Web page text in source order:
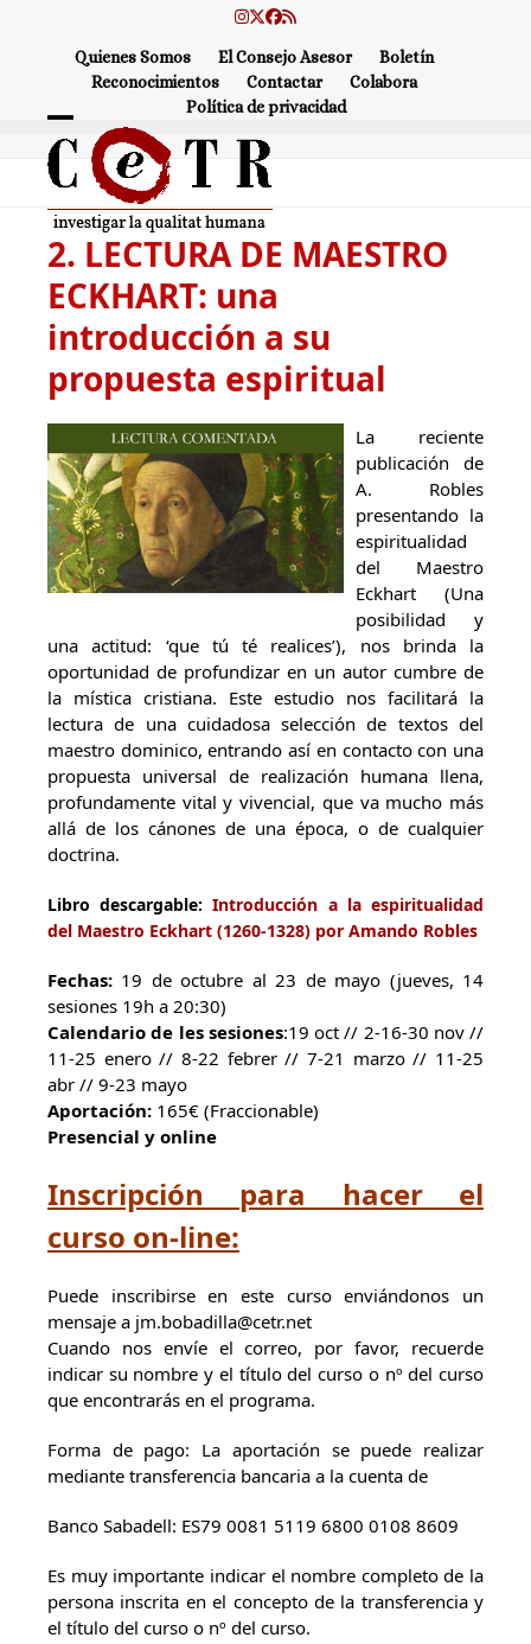
Instagram
Twitter
Facebook
RSS
Quienes Somos El Consejo Asesor
Boletín
Reconocimientos
Contactar
Colabora
Política de privacidad
Open
mobile
menu
Close
mobile
menu
2. LECTURA DE MAESTRO
ECKHART: una
introducción a su
propuesta espiritual
La reciente
publicación de
A. Robles
presentando la
espiritualidad
del Maestro
Eckhart (Una
posibilidad y
una actitud: ‘que tú té realices’), nos brinda la
oportunidad de profundizar en un autor cumbre de
la mística cristiana. Este estudio nos facilitará la
lectura de una cuidadosa selección de textos del
maestro dominico, entrando así en contacto con una
propuesta universal de realización humana llena,
profundamente vital y vivencial, que va mucho más
allá de los cánones de una época, o de cualquier
doctrina.
Libro descargable:Introducción a la espiritualidad
del Maestro Eckhart (1260-1328) por Amando Robles
Fechas: 19 de octubre al 23 de mayo (jueves, 14
sesiones 19h a 20:30)
Calendario de les sesiones:19 oct // 2-16-30 nov //
11-25 enero // 8-22 febrer // 7-21 marzo // 11-25
abr // 9-23 mayo
Aportación: 165€ (Fraccionable)
Presencial y online
Inscripción para hacer el
curso on-line:
Puede inscribirse en este curso enviándonos un
mensaje a jm.bobadilla@cetr.net
Cuando nos envíe el correo, por favor, recuerde
indicar su nombre y el título del curso o nº del curso
que encontrarás en el programa.
Forma de pago: La aportación se puede realizar
mediante transferencia bancaria a la cuenta de
Banco Sabadell: ES79 0081 5119 6800 0108 8609
Es muy importante indicar el nombre completo de la
persona inscrita en el concepto de la transferencia y
el título del curso o nº del curso.